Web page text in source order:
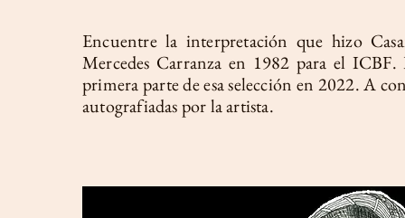
Encuentre la interpretación que hizo
Mercedes Carranza en 1982 para el
primera parte de esa selección en 2022. A
autografiadas por la artista.